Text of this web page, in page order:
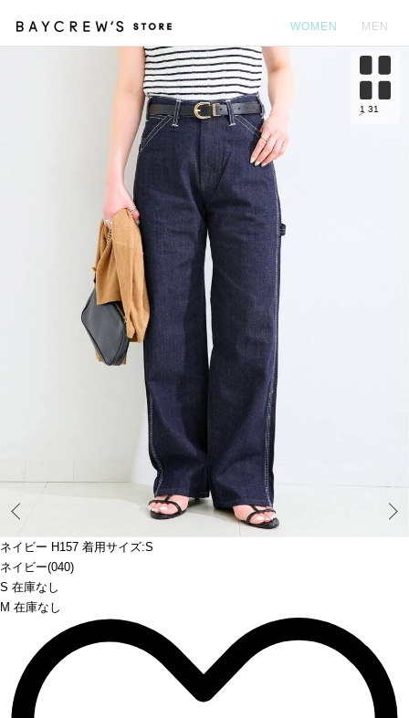
WOMEN MEN
ネイビー H157 着用サイズ:S
ネイビー(040)
S 在庫なし
M 在庫なし
1 31